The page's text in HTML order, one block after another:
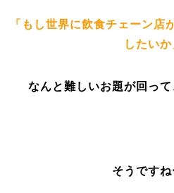
「もし世界に飲食チェーン店
したいか
なんと難しいお題が回って
そうですね